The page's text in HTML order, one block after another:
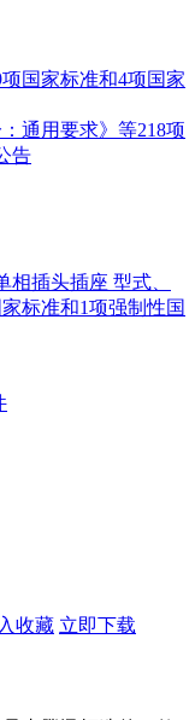
国家标准和4项国家
通用要求》等218项
告
插头插座 型式、
标准和1项强制性国
收藏 立即下载